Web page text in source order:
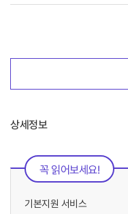
상세정보
꼭 읽어보세요!
기본지원 서비스